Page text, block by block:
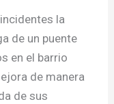
la
de un puente
en el barrio
de manera
de sus